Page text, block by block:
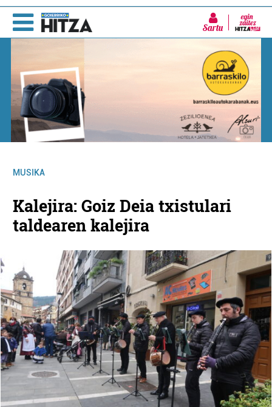
Sartu
MUSIKA
Kalejira: Goiz Deia txistulari
taldearen kalejira